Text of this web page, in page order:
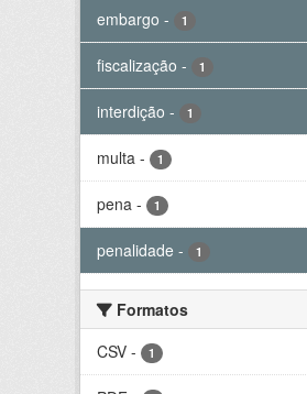
embargo - 1
fiscalização - 1
interdição - 1
multa - 1
pena - 1
penalidade - 1
Formatos
CSV - 1